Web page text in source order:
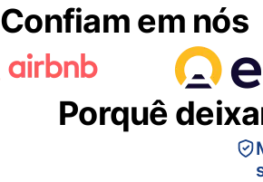
Confiam em nós
Porquê